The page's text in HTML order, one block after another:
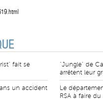
fait se
un accident
"Jungle" de
arrêtent leur
Le
RSA à faire